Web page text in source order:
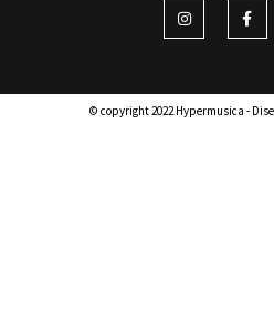
© copyright 2022 Hypermusica -